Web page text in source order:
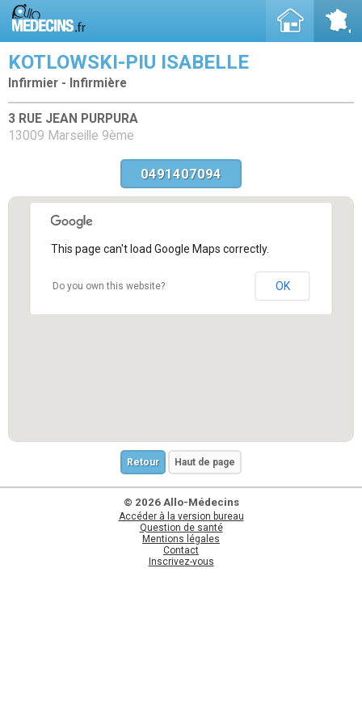
KOTLOWSKI-PIU ISABELLE
Infirmier - Infirmière
3 RUE JEAN PURPURA
13009 Marseille 9ème
0491407094
This page can't load Google Maps correctly.
Do you own this website? OK
Retour Haut de page
© 2026 Allo-Médecins
Accéder à la version bureau
Question de santé
Mentions légales
Contact
Inscrivez-vous